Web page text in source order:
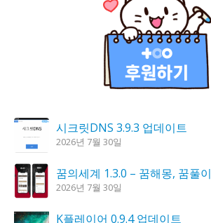
시크릿DNS 3.9.3 업데이트
2026년 7월 30일
꿈의세계 1.3.0 – 꿈해몽, 꿈풀이
2026년 7월 30일
K플레이어 0.9.4 업데이트